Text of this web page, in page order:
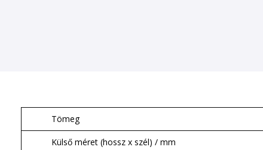
Tömeg
Külső méret (hossz x szél) / mm